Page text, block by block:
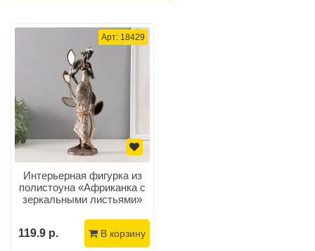
Арт: 18429
Интерьерная фигурка из
полистоуна «Африканка с
зеркальными листьями»
119.9 р. В корзину